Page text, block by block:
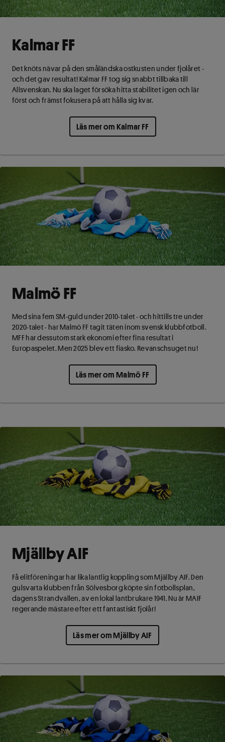
Kalmar FF
Det knöts nävar på den småländska ostkusten under fjolåret -
och det gav resultat! Kalmar FF tog sig snabbt tillbaka till
Allsvenskan. Nu ska laget försöka hitta stabilitet igen och lär
först och främst fokusera på att hålla sig kvar.
Läs mer om Kalmar FF
Malmö FF
Med sina fem SM-guld under 2010-talet - och hittills tre under
2020-talet - har Malmö FF tagit täten inom svensk klubbfotboll.
MFF har dessutom stark ekonomi efter fina resultat i
Europaspelet. Men 2025 blev ett fiasko. Revanschsuget nu!
Läs mer om Malmö FF
Mjällby AIF
Få elitföreningar har lika lantlig koppling som Mjällby AIF. Den
gulsvarta klubben från Sölvesborg köpte sin fotbollsplan,
dagens Strandvallen, av en lokal lantbrukare 1941. Nu är MAIF
regerande mästare efter ett fantastiskt fjolår!
Läs mer om Mjällby AIF